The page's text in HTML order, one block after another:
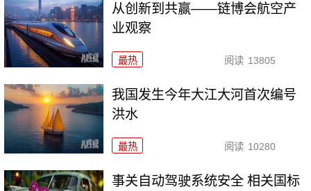
从创新到共赢——链博会航空产
业观察
最热 阅读 13805
我国发生今年大江大河首次编号
洪水
最热 阅读 10280
事关自动驾驶系统安全 相关国标